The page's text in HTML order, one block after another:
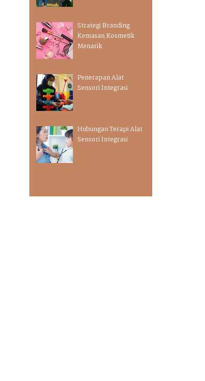
Strategi Branding
Kemasan Kosmetik
Menarik
Penerapan Alat
Sensori Integrasi
Hubungan Terapi Alat
Sensori Integrasi